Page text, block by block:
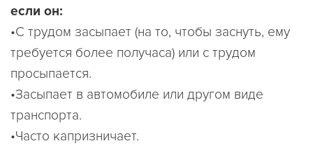
если он:
•С трудом засыпает (на то, чтобы заснуть, ему
требуется более получаса) или с трудом
просыпается.
•Засыпает в автомобиле или другом виде
транспорта.
•Часто капризничает.